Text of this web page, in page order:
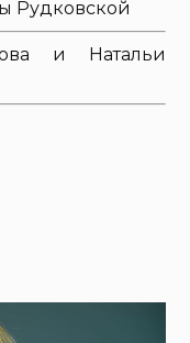
Рудковской
и Натальи